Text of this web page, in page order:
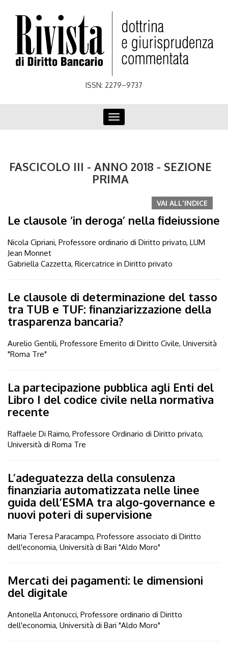
ISSN: 2279–9737
Toggle
navigation
FASCICOLO III - ANNO 2018 - SEZIONE
PRIMA
VAI ALL'INDICE
Le clausole ‘in deroga’ nella fideiussione
Nicola Cipriani, Professore ordinario di Diritto privato, LUM
Jean Monnet
Gabriella Cazzetta, Ricercatrice in Diritto privato
Le clausole di determinazione del tasso
tra TUB e TUF: finanziarizzazione della
trasparenza bancaria?
Aurelio Gentili, Professore Emerito di Diritto Civile, Università
"Roma Tre"
La partecipazione pubblica agli Enti del
Libro I del codice civile nella normativa
recente
Raffaele Di Raimo, Professore Ordinario di Diritto privato,
Università di Roma Tre
L’adeguatezza della consulenza
finanziaria automatizzata nelle linee
guida dell’ESMA tra algo-governance e
nuovi poteri di supervisione
Maria Teresa Paracampo, Professore associato di Diritto
dell'economia, Università di Bari "Aldo Moro"
Mercati dei pagamenti: le dimensioni
del digitale
Antonella Antonucci, Professore ordinario di Diritto
dell'economia, Università di Bari "Aldo Moro"